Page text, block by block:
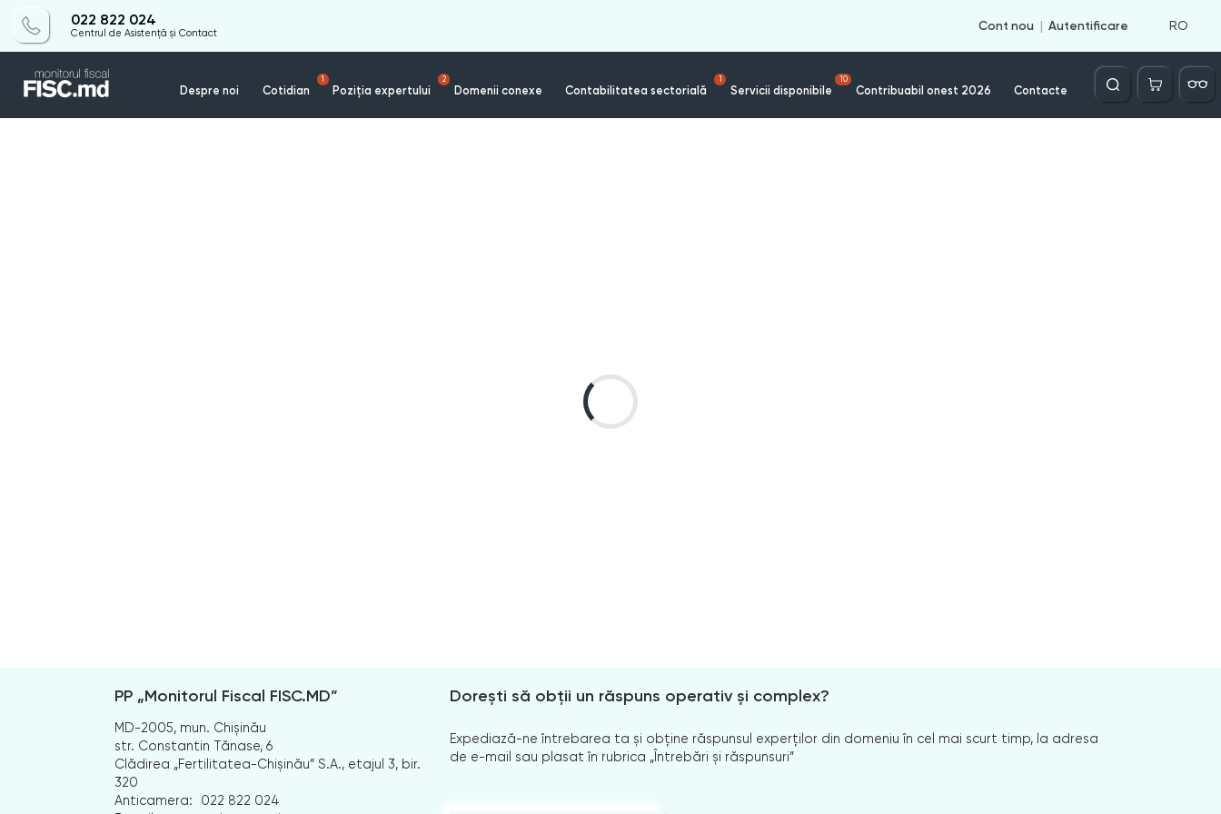
022 822 024
Centrul de Asistență și Contact
Cont nou Autentificare RO
Despre noi Cotidian
1
Poziția expertului
2
Domenii conexe Contabilitatea sectorială
1
Servicii disponibile
10
Contribuabil onest 2026 Contacte
Căutare
PP „Monitorul Fiscal FISC.MD”
MD-2005, mun. Chișinău
str. Constantin Tănase, 6
Clădirea „Fertilitatea-Chișinău” S.A., etajul 3, bir.
320
Anticamera:
022 822 024
Dorești să obții un răspuns operativ și complex?
Expediază-ne întrebarea ta și obține răspunsul experților din domeniu în cel mai scurt timp, la adresa
de e-mail sau plasat în rubrica „Întrebări și răspunsuri”